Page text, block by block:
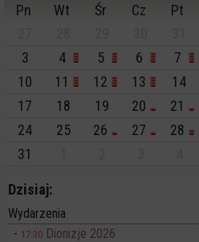
Pn
Wt Śr Cz Pt
3
4 5 6 7
10
11 12 13 14
17
18 19 20 21
24
25 26 27 28
31
Dzisiaj:
Wydarzenia
17:30 Dionizje 2026